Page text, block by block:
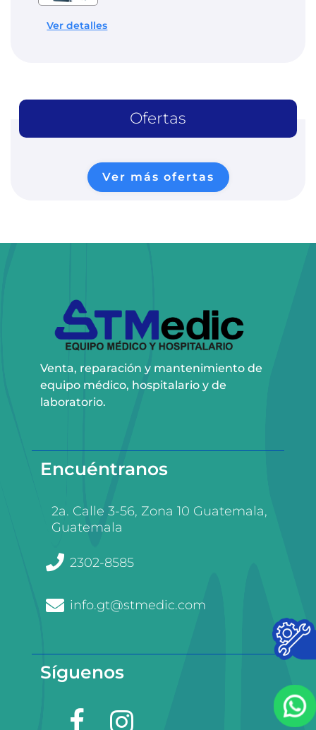
Ver detalles
Ofertas
Ver más ofertas
Venta, reparación y mantenimiento de
equipo médico, hospitalario y de
laboratorio.
Encuéntranos
2a. Calle 3-56, Zona 10 Guatemala,
Guatemala
2302-8585
info.gt@stmedic.com
Síguenos